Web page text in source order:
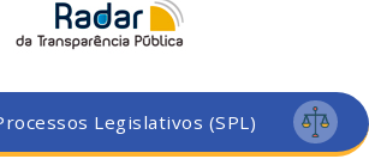
Legislativos (SPL)